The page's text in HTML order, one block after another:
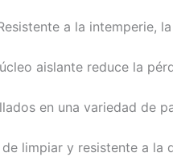
a la intemperie,
aislante reduce la
en una variedad de
limpiar y resistente a la